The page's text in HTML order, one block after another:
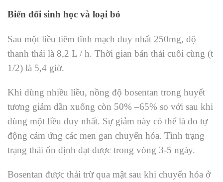
Biến đổi sinh học và loại bỏ
Sau một liều tiêm tĩnh mạch duy nhất 250mg, độ
thanh thải là 8,2 L / h. Thời gian bán thải cuối cùng (t
1/2) là 5,4 giờ.
Khi dùng nhiều liều, nồng độ bosentan trong huyết
tương giảm dần xuống còn 50% –65% so với sau khi
dùng một liều duy nhất. Sự giảm này có thể là do tự
động cảm ứng các men gan chuyển hóa. Tình trạng
trạng thái ổn định đạt được trong vòng 3-5 ngày.
Bosentan được thải trừ qua mật sau khi chuyển hóa ở